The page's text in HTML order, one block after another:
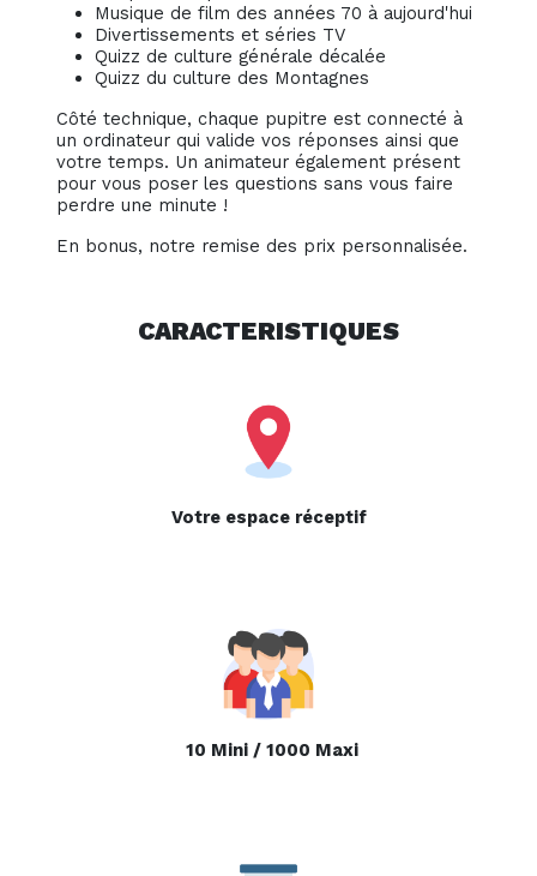
Musique de film des années 70 à aujourd'hui
Divertissements et séries TV
Quizz de culture générale décalée
Quizz du culture des Montagnes
Côté technique, chaque pupitre est connecté à
un ordinateur qui valide vos réponses ainsi que
votre temps. Un animateur également présent
pour vous poser les questions sans vous faire
perdre une minute !
En bonus, notre remise des prix personnalisée.
CARACTERISTIQUES
Votre espace réceptif
10 Mini / 1000 Maxi